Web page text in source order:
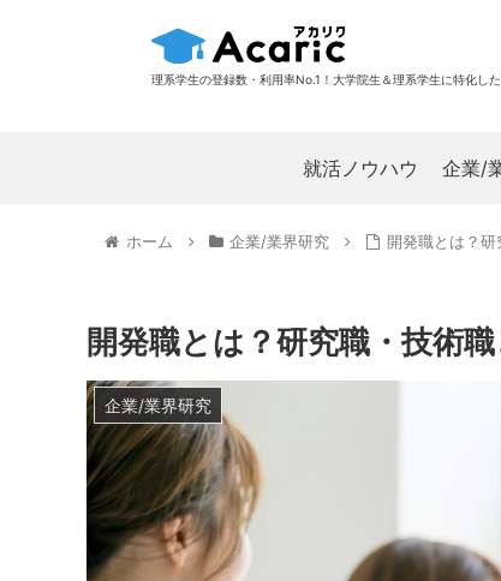
理系学生の登録数・利用率No.1！大学院生＆理系学生に特化し
就活ノウハウ 企業/
ホーム 企業/業界研究 開発職とは？
開発職とは？研究職・技術
企業/業界研究